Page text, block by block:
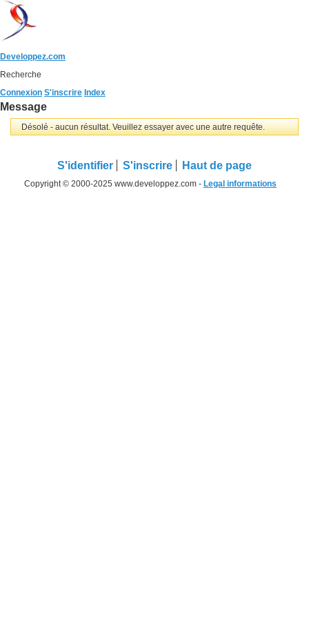
Developpez.com
Recherche
Connexion S'inscrire Index
Message
Désolé - aucun résultat. Veuillez essayer avec une autre requête.
S'identifier S'inscrire Haut de page
Copyright © 2000-2025 www.developpez.com - Legal informations